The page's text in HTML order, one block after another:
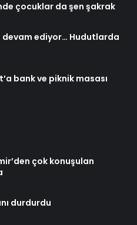
çocuklar da şen şakrak
ediyor… Hudutlarda
bank ve piknik masası
çok konuşulan
durdurdu